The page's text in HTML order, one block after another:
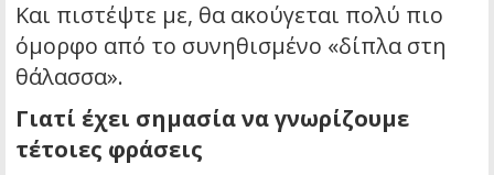
Και πιστέψτε με, θα ακούγεται πολύ πιο
όμορφο από το συνηθισμένο «δίπλα στη
θάλασσα».
Γιατί έχει σημασία να γνωρίζουμε
τέτοιες φράσεις